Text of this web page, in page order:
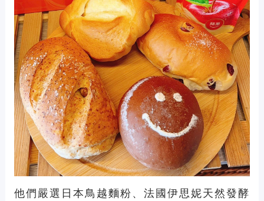
他們嚴選日本鳥越麵粉、法國伊思妮天然發酵